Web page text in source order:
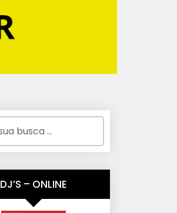
DJ’S – ONLINE